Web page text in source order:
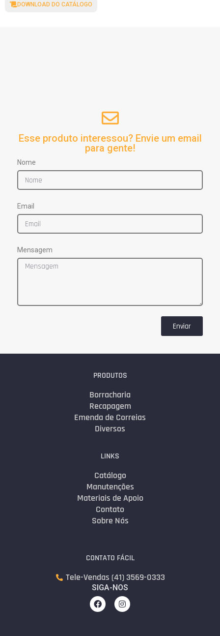
DOWNLOAD DO CATÁLOGO
Esse produto interessou? Envie um email
para gente!
Nome
Email
Mensagem
Enviar
PRODUTOS
Borracharia
Recapagem
Emenda de Correias
Diversos
LINKS
Catálogo
Manutenções
Materiais de Apoio
Contato
Sobre Nós
CONTATO FÁCIL
Tele-Vendas (41) 3569-0333
SIGA-NOS